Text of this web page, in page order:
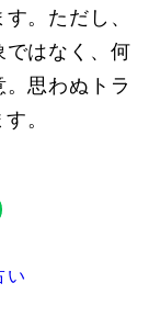
。ただし、
はなく、何
思わぬトラ
。
い